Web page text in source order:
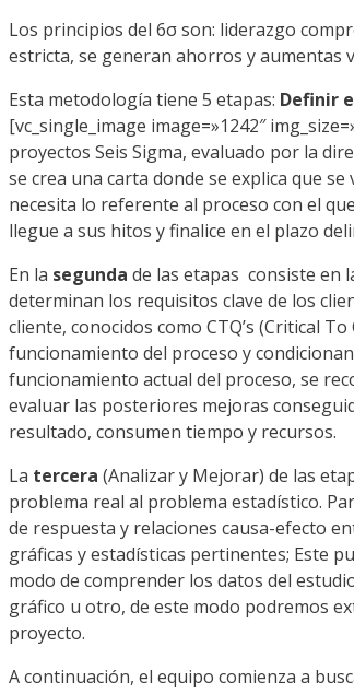
Los principios del 6σ son: liderazgo
estricta, se generan ahorros y aumentas
Esta metodología tiene 5 etapas: Definir
[vc_single_image image=»1242″
proyectos Seis Sigma, evaluado por la
se crea una carta donde se explica que
necesita lo referente al proceso con el
llegue a sus hitos y finalice en el plazo
En la segunda de las etapas consiste en
determinan los requisitos clave de los
cliente, conocidos como CTQ’s (Critical
funcionamiento del proceso y
funcionamiento actual del proceso, se
evaluar las posteriores mejoras
resultado, consumen tiempo y recursos.
La tercera (Analizar y Mejorar) de las
problema real al problema estadístico.
de respuesta y relaciones causa-efecto
gráficas y estadísticas pertinentes; Este
modo de comprender los datos del
gráfico u otro, de este modo podremos
proyecto.
A continuación, el equipo comienza a